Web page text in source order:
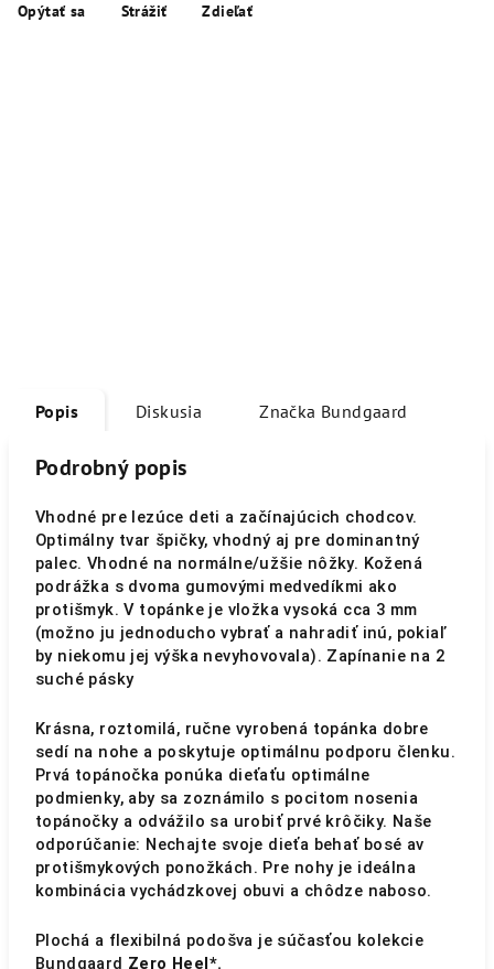
Opýtať sa Strážiť Zdieľať
Popis Diskusia Značka Bundgaard
Podrobný popis
Vhodné pre lezúce deti a začínajúcich chodcov.
Optimálny tvar špičky, vhodný aj pre dominantný
palec. Vhodné na normálne/užšie nôžky. Kožená
podrážka s dvoma gumovými medvedíkmi ako
protišmyk. V topánke je vložka vysoká cca 3 mm
(možno ju jednoducho vybrať a nahradiť inú, pokiaľ
by niekomu jej výška nevyhovovala). Zapínanie na 2
suché pásky
Krásna, roztomilá, ručne vyrobená topánka dobre
sedí na nohe a poskytuje optimálnu podporu členku.
Prvá topánočka ponúka dieťaťu optimálne
podmienky, aby sa zoznámilo s pocitom nosenia
topánočky a odvážilo sa urobiť prvé krôčiky. Naše
odporúčanie: Nechajte svoje dieťa behať bosé av
protišmykových ponožkách. Pre nohy je ideálna
kombinácia vychádzkovej obuvi a chôdze naboso.
Plochá a flexibilná podošva je súčasťou kolekcie
Bundgaard Zero Heel*.